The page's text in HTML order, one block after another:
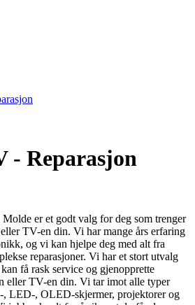
- Reparasjon
er et godt valg for deg som trenger
TV-en din. Vi har mange års erfaring
og vi kan hjelpe deg med alt fra
reparasjoner. Vi har et stort utvalg
få rask service og gjenopprette
eller TV-en din. Vi tar imot alle typer
LED-, OLED-skjermer, projektorer og